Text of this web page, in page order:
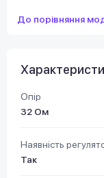
До порівняння
Опір
32 Ом
Наявність
Так